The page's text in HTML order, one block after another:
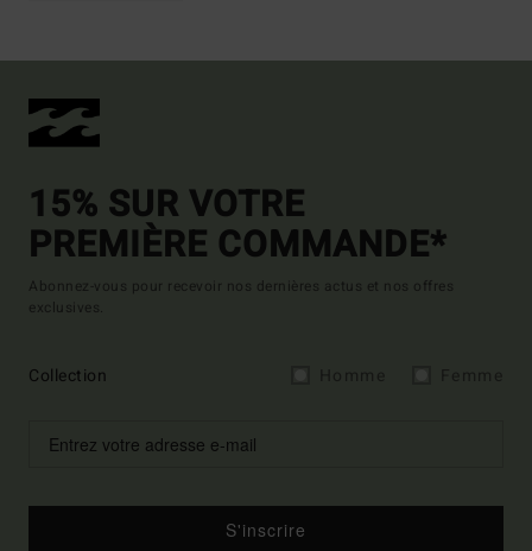
15% SUR VOTRE
PREMIÈRE COMMANDE*
Abonnez-vous pour recevoir nos dernières actus et nos offres
exclusives.
Collection
S'inscrire